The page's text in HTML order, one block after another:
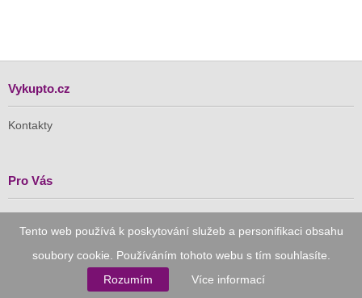
Tento web používá k poskytování služeb a personifikaci obsahu
soubory cookie. Používáním tohoto webu s tím souhlasíte.
Rozumím
Více informací
Vykupto.cz
Kontakty
Pro Vás
Vykupto na Facebooku
Důvěryhodný nákup